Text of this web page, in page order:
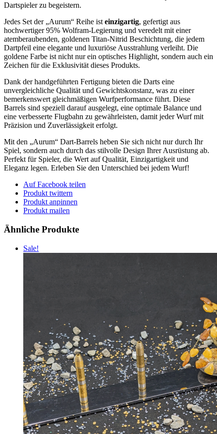
Dartspieler zu begeistern.
Jedes Set der „Aurum“ Reihe ist einzigartig, gefertigt aus
hochwertiger 95% Wolfram-Legierung und veredelt mit einer
atemberaubenden, goldenen Titan-Nitrid Beschichtung, die jedem
Dartpfeil eine elegante und luxuriöse Ausstrahlung verleiht. Die
goldene Farbe ist nicht nur ein optisches Highlight, sondern auch ein
Zeichen für die Exklusivität dieses Produkts.
Dank der handgeführten Fertigung bieten die Darts eine
unvergleichliche Qualität und Gewichtskonstanz, was zu einer
bemerkenswert gleichmäßigen Wurfperformance führt. Diese
Barrels sind speziell darauf ausgelegt, eine optimale Balance und
eine verbesserte Flugbahn zu gewährleisten, damit jeder Wurf mit
Präzision und Zuverlässigkeit erfolgt.
Mit den „Aurum“ Dart-Barrels heben Sie sich nicht nur durch Ihr
Spiel, sondern auch durch das stilvolle Design Ihrer Ausrüstung ab.
Perfekt für Spieler, die Wert auf Qualität, Einzigartigkeit und
Eleganz legen. Erleben Sie den Unterschied bei jedem Wurf!
Auf Facebook teilen
Produkt twittern
Produkt anpinnen
Produkt mailen
Ähnliche Produkte
Sale!